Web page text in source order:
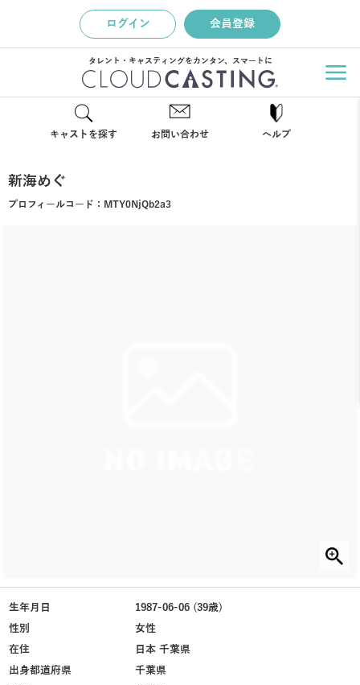
ログイン 会員登録
タレント・キャスティングをカンタン、スマートに
キャストを探す お問い合わせ ヘルプ
新海めぐ
プロフィールコード： MTY0NjQb2a3
生年月日
1987-06-06 (39歳)
性別
女性
在住
日本 千葉県
出身都道府県
千葉県